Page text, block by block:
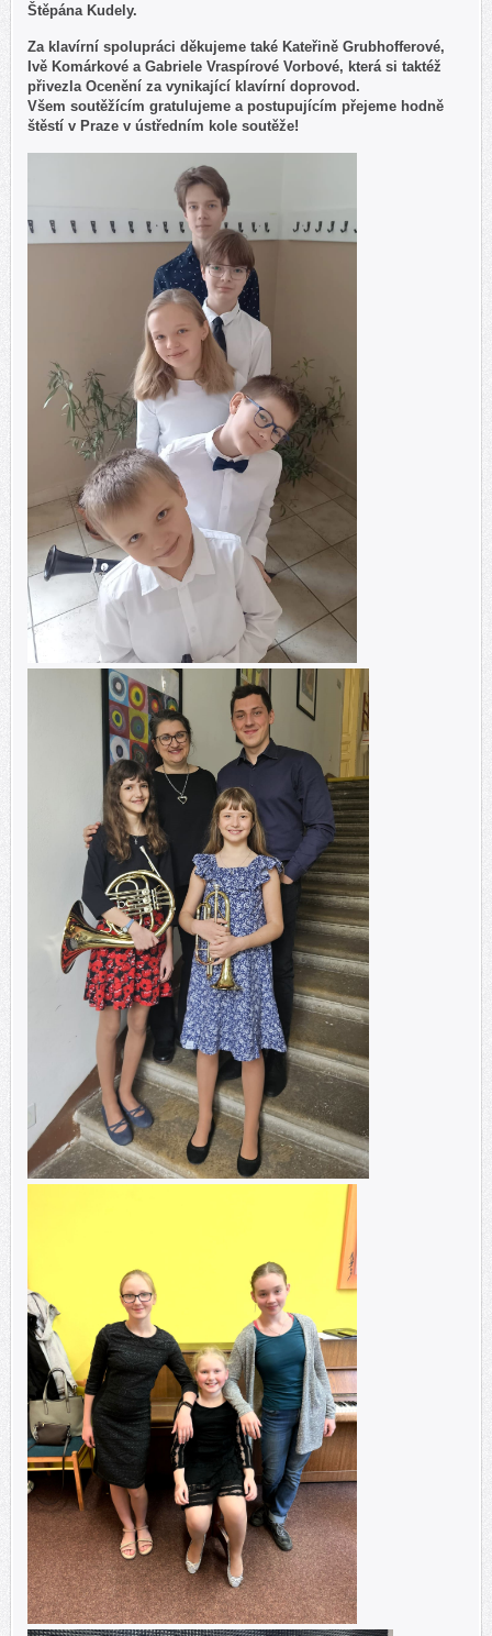
Štěpána Kudely.
Za klavírní spolupráci děkujeme také Kateřině Grubhofferové,
Ivě Komárkové a Gabriele Vraspírové Vorbové, která si taktéž
přivezla Ocenění za vynikající klavírní doprovod.
Všem soutěžícím gratulujeme a postupujícím přejeme hodně
štěstí v Praze v ústředním kole soutěže!